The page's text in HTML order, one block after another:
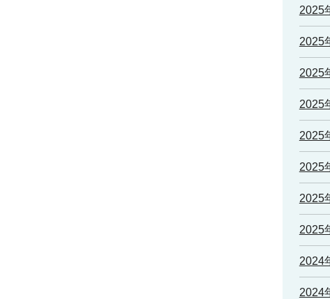
2025
2025
2025
2025
2025
2025
2025
2025
2024
2024